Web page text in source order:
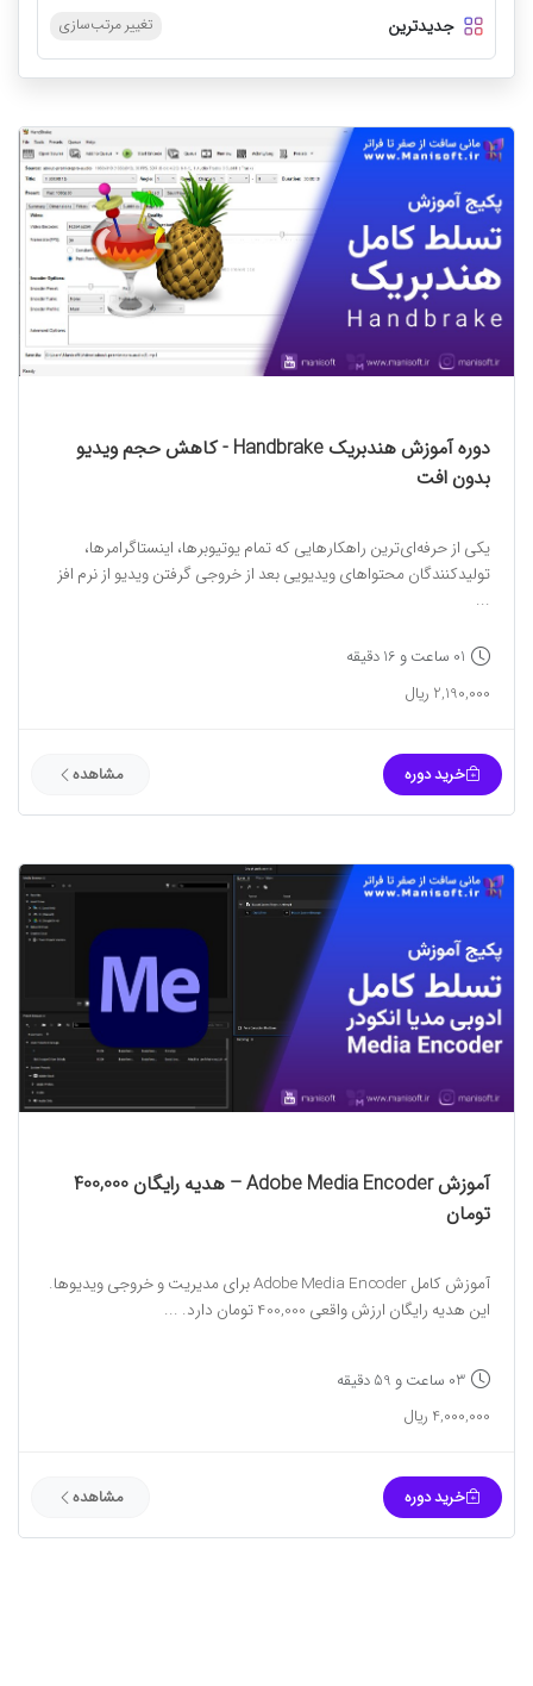
جدیدترین تغییر مرتب‌سازی
دوره آموزش هندبریک Handbrake - کاهش حجم ویدیو
بدون افت
یکی از حرفه‌ای‌ترین راهکارهایی که تمام یوتیوبرها، اینستاگرامرها،
تولیدکنندگان محتواهای ویدیویی بعد از خروجی گرفتن ویدیو از نرم افز
...
01 ساعت و 16 دقیقه
2,190,000 ریال
خرید دوره مشاهده
آموزش Adobe Media Encoder – هدیه رایگان 400,000
تومان
آموزش کامل Adobe Media Encoder برای مدیریت و خروجی ویدیوها.
این هدیه رایگان ارزش واقعی 400,000 تومان دارد. ...
03 ساعت و 59 دقیقه
4,000,000 ریال
خرید دوره مشاهده